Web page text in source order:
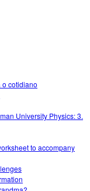
o cotidiano
University Physics: 3.
to accompany